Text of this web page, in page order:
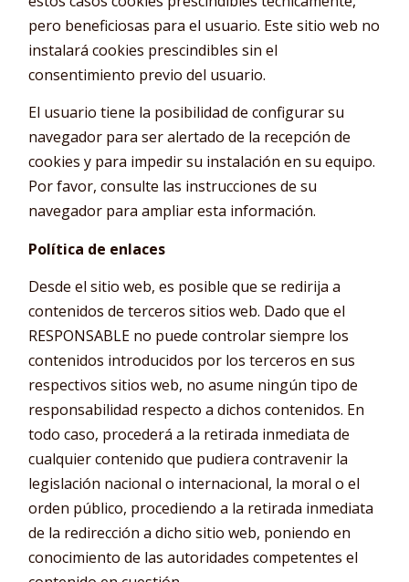
pero beneficiosas para el usuario. Este sitio web no
instalará cookies prescindibles sin el
consentimiento previo del usuario.
El usuario tiene la posibilidad de configurar su
navegador para ser alertado de la recepción de
cookies y para impedir su instalación en su equipo.
Por favor, consulte las instrucciones de su
navegador para ampliar esta información.
Política de enlaces
Desde el sitio web, es posible que se redirija a
contenidos de terceros sitios web. Dado que el
RESPONSABLE no puede controlar siempre los
contenidos introducidos por los terceros en sus
respectivos sitios web, no asume ningún tipo de
responsabilidad respecto a dichos contenidos. En
todo caso, procederá a la retirada inmediata de
cualquier contenido que pudiera contravenir la
legislación nacional o internacional, la moral o el
orden público, procediendo a la retirada inmediata
de la redirección a dicho sitio web, poniendo en
conocimiento de las autoridades competentes el